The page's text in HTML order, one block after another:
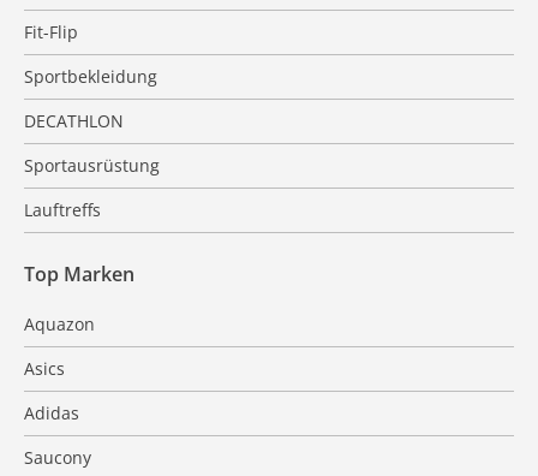
Fit-Flip
Sportbekleidung
DECATHLON
Sportausrüstung
Lauftreffs
Top Marken
Aquazon
Asics
Adidas
Saucony